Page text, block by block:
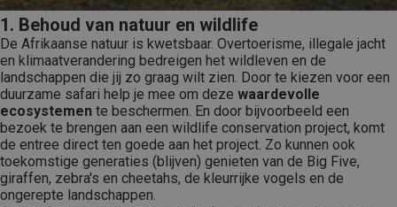
1. Behoud van natuur en wildlife
De Afrikaanse natuur is kwetsbaar. Overtoerisme, illegale jacht
en klimaatverandering bedreigen het wildleven en de
landschappen die jij zo graag wilt zien. Door te kiezen voor een
duurzame safari help je mee om deze waardevolle
ecosystemen te beschermen. En door bijvoorbeeld een
bezoek te brengen aan een wildlife conservation project, komt
de entree direct ten goede aan het project. Zo kunnen ook
toekomstige generaties (blijven) genieten van de Big Five,
giraffen, zebra's en cheetahs, de kleurrijke vogels en de
ongerepte landschappen.